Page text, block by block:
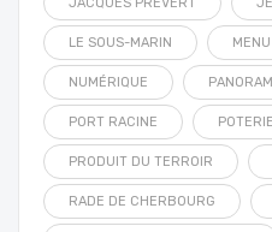
LE SOUS-MARIN
NUMÉRIQUE
PORT RACINE POTERIE
PRODUIT DU TERROIR
RADE DE CHERBOURG